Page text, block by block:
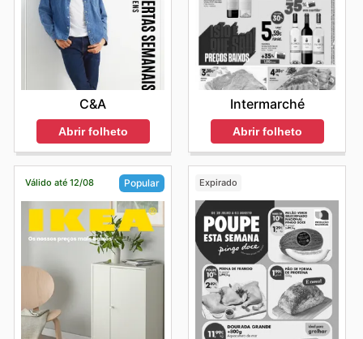
C&A
Abrir folheto
Intermarché
Abrir folheto
Válido até 12/08 Popular Expirado